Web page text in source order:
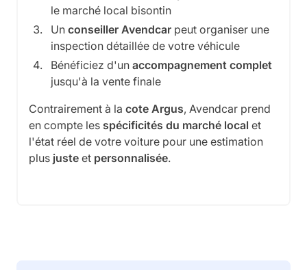
le marché local bisontin
Un conseiller Avendcar peut organiser une
inspection détaillée de votre véhicule
Bénéficiez d'un accompagnement complet
jusqu'à la vente finale
Contrairement à la cote Argus, Avendcar prend
en compte les spécificités du marché local et
l'état réel de votre voiture pour une estimation
plus juste et personnalisée.